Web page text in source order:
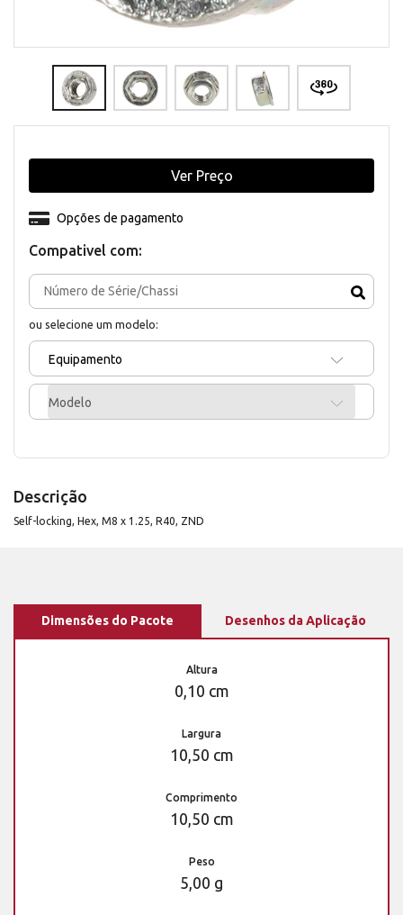
Compativel com:
ou selecione um modelo:
Equipamento
Modelo
Opções de pagamento
Ver Preço
Descrição
Self-locking, Hex, M8 x 1.25, R40, ZND
Dimensões do Pacote Desenhos da Aplicação
Altura
0,10 cm
Largura
10,50 cm
Comprimento
10,50 cm
Peso
5,00 g